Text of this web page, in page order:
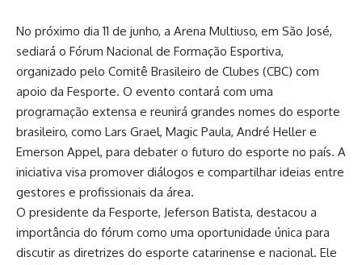
No próximo dia 11 de junho, a Arena Multiuso, em São José,
sediará o Fórum Nacional de Formação Esportiva,
organizado pelo Comitê Brasileiro de Clubes (CBC) com
apoio da Fesporte. O evento contará com uma
programação extensa e reunirá grandes nomes do esporte
brasileiro, como Lars Grael, Magic Paula, André Heller e
Emerson Appel, para debater o futuro do esporte no país. A
iniciativa visa promover diálogos e compartilhar ideias entre
gestores e profissionais da área.
O presidente da Fesporte, Jeferson Batista, destacou a
importância do fórum como uma oportunidade única para
discutir as diretrizes do esporte catarinense e nacional. Ele